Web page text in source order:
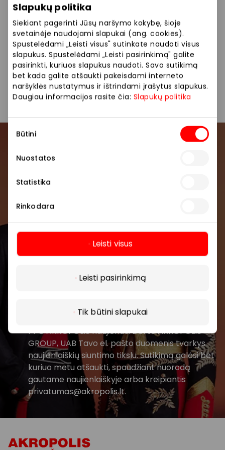
Slapukų politika
Siekiant pagerinti Jūsų naršymo kokybę, šioje
svetainėje naudojami slapukai (ang. cookies).
Spustelėdami „Leisti visus" sutinkate naudoti visus
slapukus. Spustelėdami „Leisti pasirinkimą" galite
pasirinkti, kuriuos slapukus naudoti. Savo sutikimą
bet kada galite atšaukti pakeisdami interneto
naršyklės nustatymus ir ištrindami įrašytus slapukus.
Daugiau informacijos rasite čia: Slapukų politika
pasirinkimas
Būtini
Nuostatos
Statistika
Rinkodara
Leisti visus
Leisti pasirinkimą
Tik būtini slapukai
šviežia mėsa, žuvis, daržovės, vaisiai, gėrimai, buities
prekės.
Maisto prekės ir gėrimai Mokesčių mokėjimas
Parduotuvės Paslaugos
Pirmieji sužinokite apie geriausius pasiūlymus,
renginius ir naujausią informaciją iš AKROPOLIS
Spustelėdamas „Prenumeruoti“ sutinki gauti
PPC AKROPOLIS naujienas. Dėl to AKROPOLIS
GROUP, UAB Tavo el. pašto duomenis tvarkys
naujienlaiškių siuntimo tikslu. Sutikimą galėsi bet
kuriuo metu atšaukti, spaudžiant nuorodą
gautame naujienlaiškyje arba kreipiantis
privatumas@akropolis.lt.
Daugiau